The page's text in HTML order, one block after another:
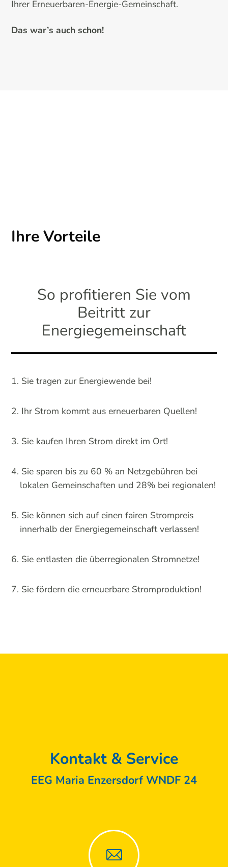
Ihrer Erneuerbaren-Energie-Gemeinschaft.
Das war’s auch schon!
Ihre Vorteile
So profitieren Sie vom
Beitritt zur
Energiegemeinschaft
Sie tragen zur Energiewende bei!
Ihr Strom kommt aus erneuerbaren Quellen!
Sie kaufen Ihren Strom direkt im Ort!
Sie sparen bis zu 60 % an Netzgebühren bei
lokalen Gemeinschaften und 28% bei regionalen!
Sie können sich auf einen fairen Strompreis
innerhalb der Energiegemeinschaft verlassen!
Sie entlasten die überregionalen Stromnetze!
Sie fördern die erneuerbare Stromproduktion!
Kontakt & Service
EEG Maria Enzersdorf WNDF 24